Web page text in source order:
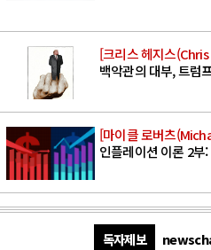
[크리스 헤지스
백악관의 대부, 트럼
[마이클 로버츠
인플레이션 이론 2부
독자제보